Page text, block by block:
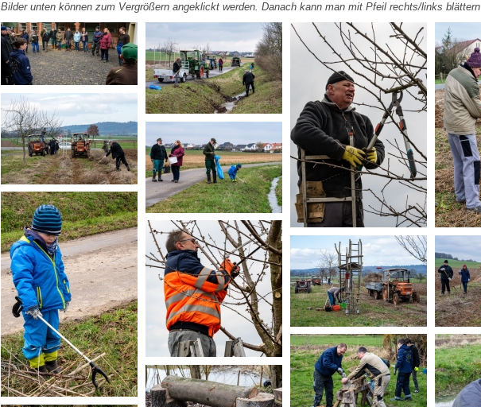
Bilder unten können zum Vergrößern angeklickt werden. Danach kann man mit Pfeil rechts/links blättern